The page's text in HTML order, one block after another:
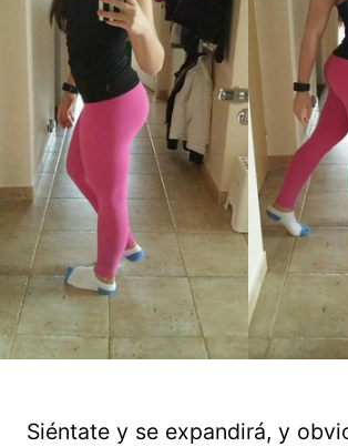
Siéntate y se expandirá, y